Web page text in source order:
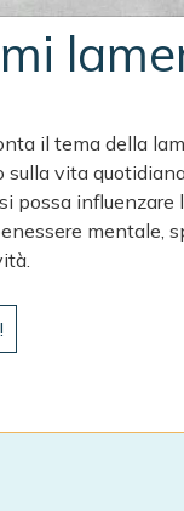
il tema della
vita
possa influenzare
mentale,